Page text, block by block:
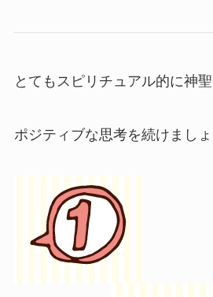
とてもスピリチュアル的に神聖
ポジティブな思考を続けましょ